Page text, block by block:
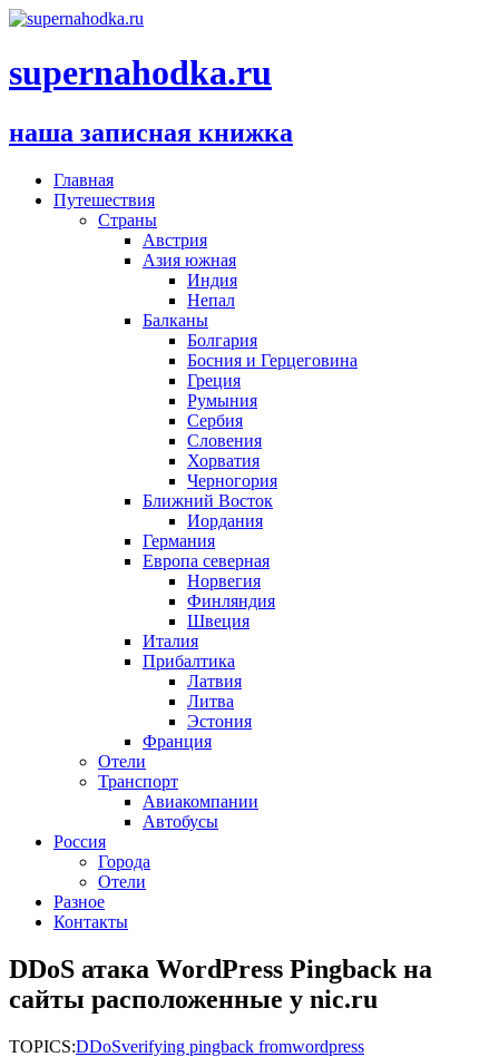
supernahodka.ru
наша записная книжка
Главная
Путешествия
Страны
Австрия
Азия южная
Индия
Непал
Балканы
Болгария
Босния и Герцеговина
Греция
Румыния
Сербия
Словения
Хорватия
Черногория
Ближний Восток
Иордания
Германия
Европа северная
Норвегия
Финляндия
Швеция
Италия
Прибалтика
Латвия
Литва
Эстония
Франция
Отели
Транспорт
Авиакомпании
Автобусы
Россия
Города
Отели
Разное
Контакты
DDoS атака WordPress Pingback на
сайты расположенные у nic.ru
TOPICS:DDoSverifying pingback fromwordpress